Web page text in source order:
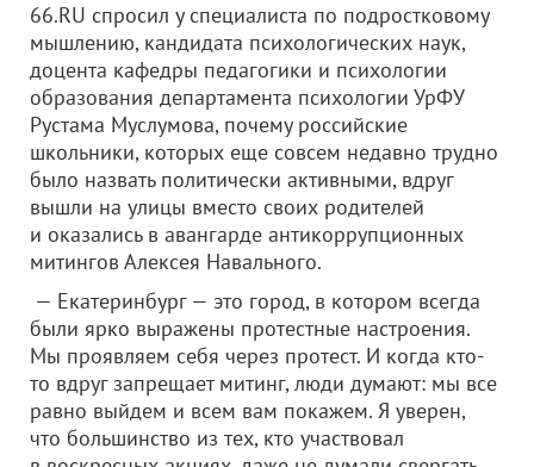
66.RU спросил у специалиста по подростковому
мышлению, кандидата психологических наук,
доцента кафедры педагогики и психологии
образования департамента психологии УрФУ
Рустама Муслумова, почему российские
школьники, которых еще совсем недавно трудно
было назвать политически активными, вдруг
вышли на улицы вместо своих родителей
и оказались в авангарде антикоррупционных
митингов Алексея Навального.
— Екатеринбург — это город, в котором всегда
были ярко выражены протестные настроения.
Мы проявляем себя через протест. И когда кто-
то вдруг запрещает митинг, люди думают: мы все
равно выйдем и всем вам покажем. Я уверен,
что большинство из тех, кто участвовал